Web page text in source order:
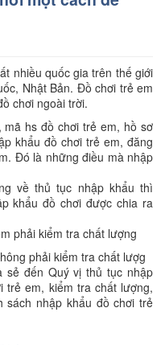
nhiều quốc gia trên thế giới
Nhật Bản. Đồ chơi trẻ em
chơi ngoài trời.
, mã hs đồ chơi trẻ em, hồ sơ
khẩu đồ chơi trẻ em, đăng
Đó là những điều mà nhập
về thủ tục nhập khẩu thì
khẩu đồ chơi được chia ra
phải kiểm tra chất lượng
phải kiểm tra chất lượg
sẻ đến Quý vị thủ tục nhập
trẻ em, kiểm tra chất lượng,
sách nhập khẩu đồ chơi trẻ